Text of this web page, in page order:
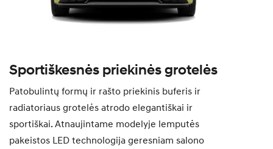
Sportiškesnės priekinės grotelės
Patobulintų formų ir rašto priekinis buferis ir
radiatoriaus grotelės atrodo elegantiškai ir
sportiškai. Atnaujintame modelyje lemputės
pakeistos LED technologija geresniam salono